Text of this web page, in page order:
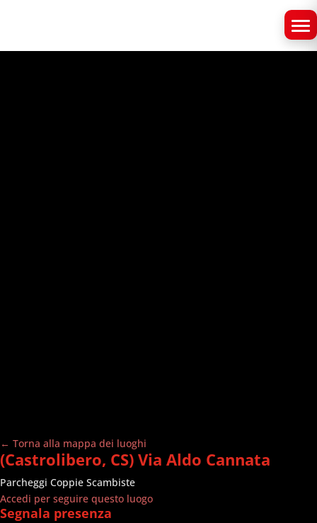
← Torna alla mappa dei luoghi
(Castrolibero, CS) Via Aldo Cannata
Parcheggi Coppie Scambiste
Accedi per seguire questo luogo
Segnala presenza